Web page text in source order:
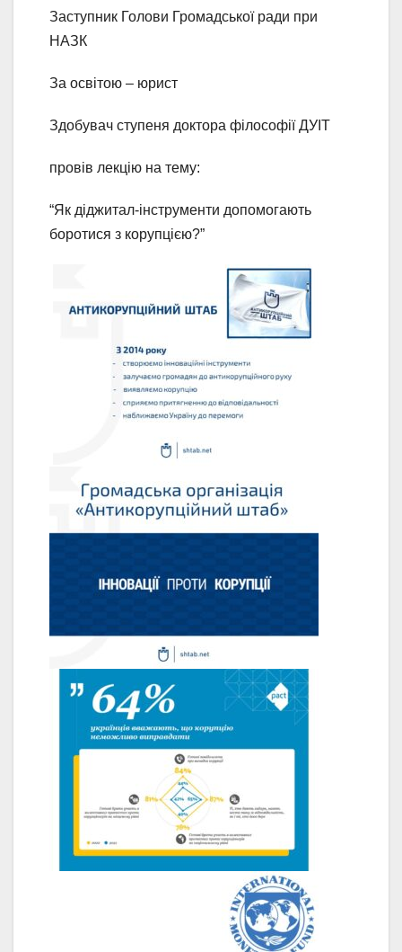
Заступник Голови Громадської ради при
НАЗК
За освітою – юрист
Здобувач ступеня доктора філософії ДУІТ
провів лекцію на тему:
“Як діджитал-інструменти допомогають
боротися з корупцією?”